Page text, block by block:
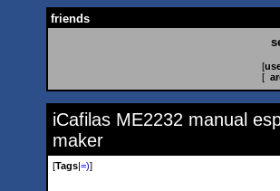
friends
[
[
iCafilas ME2232 manual
maker
[Tags =)]